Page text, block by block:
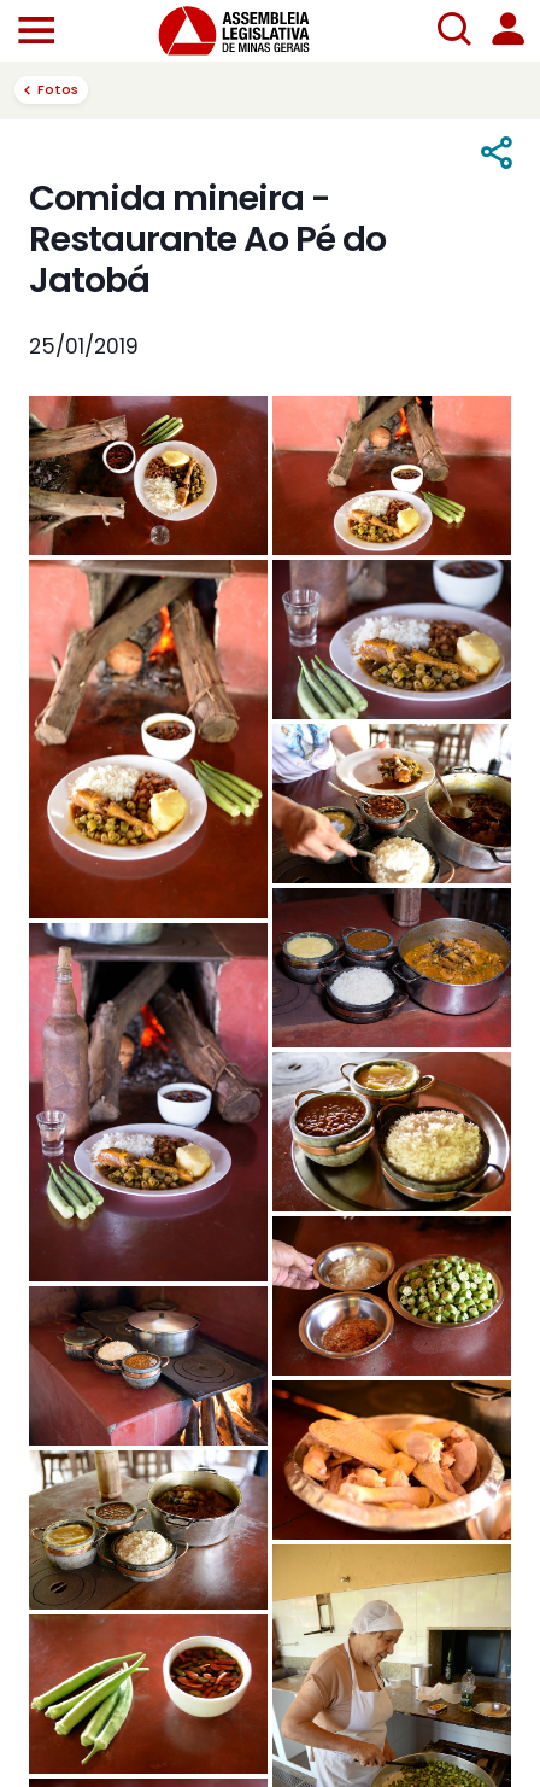
Fotos
Comida mineira -
Restaurante Ao Pé do
Jatobá
25/01/2019